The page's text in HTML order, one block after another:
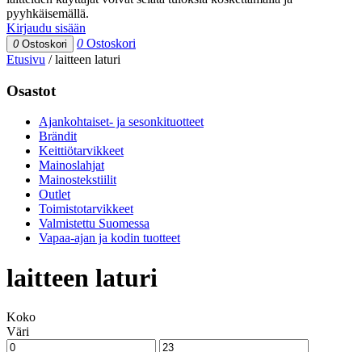
pyyhkäisemällä.
Kirjaudu sisään
0 Ostoskori 0 Ostoskori
Etusivu /laitteen laturi
Osastot
Ajankohtaiset- ja sesonkituotteet
Brändit
Keittiötarvikkeet
Mainoslahjat
Mainostekstiilit
Outlet
Toimistotarvikkeet
Valmistettu Suomessa
Vapaa-ajan ja kodin tuotteet
laitteen laturi
Koko
Väri